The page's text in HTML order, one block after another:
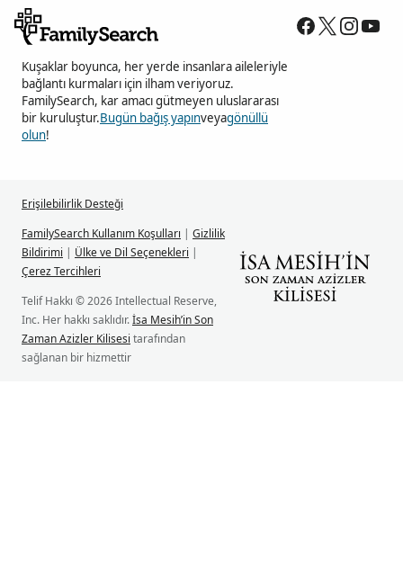
Kuşaklar boyunca, her yerde insanlara aileleriyle
bağlantı kurmaları için ilham veriyoruz.
FamilySearch, kar amacı gütmeyen uluslararası
bir kuruluştur.Bugün bağış yapınveyagönüllü
olun!
Erişilebilirlik Desteği
FamilySearch Kullanım Koşulları | Gizlilik
Bildirimi | Ülke ve Dil Seçenekleri |
Çerez Tercihleri
Telif Hakkı © 2026 Intellectual Reserve,
Inc. Her hakkı saklıdır.İsa Mesih’in Son
Zaman Azizler Kilisesi tarafından
sağlanan bir hizmettir